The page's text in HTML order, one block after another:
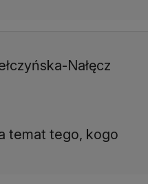
Nałęcz
temat tego, kogo